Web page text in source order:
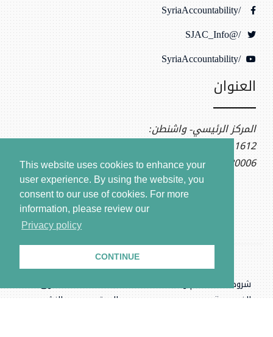
This website uses cookies to enhance your
user experience. By using the website, you
consent to our use of cookies. For more
information, please review our
Privacy policy
CONTINUE
/SyriaAccountability
/@SJAC_Info
/SyriaAccountability
العنوان
المركز الرئيسي- واشنطن:
1612 K St NW, Ste 400
Washington, DC 20006
شروط الاستخدام وسياسة
الخصوصية
بيانات
الموقع
حقوق
النشر